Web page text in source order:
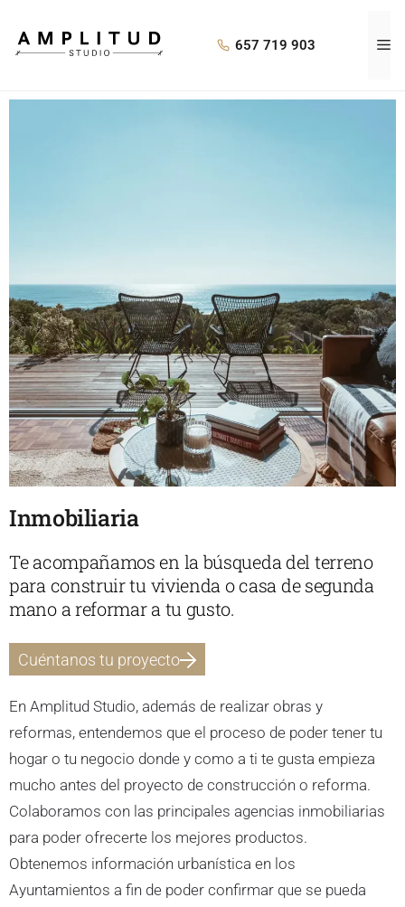
657 719 903
Inmobiliaria
Te acompañamos en la búsqueda del terreno
para construir tu vivienda o casa de segunda
mano a reformar a tu gusto.
Cuéntanos tu proyecto
En Amplitud Studio, además de realizar obras y
reformas, entendemos que el proceso de poder tener tu
hogar o tu negocio donde y como a ti te gusta empieza
mucho antes del proyecto de construcción o reforma.
Colaboramos con las principales agencias inmobiliarias
para poder ofrecerte los mejores productos.
Obtenemos información urbanística en los
Ayuntamientos a fin de poder confirmar que se pueda